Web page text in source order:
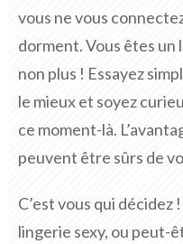
vous ne vous
dorment. Vous êtes un
non plus ! Essayez
le mieux et soyez
ce moment-là.
peuvent être sûrs de
C’est vous qui
lingerie sexy, ou peut-